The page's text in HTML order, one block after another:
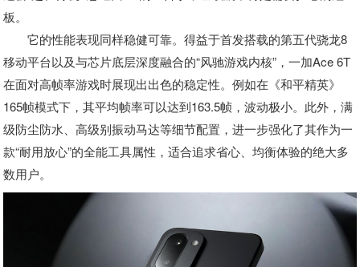
板。
它的性能表现同样稳健可靠。得益于首发搭载的第五代骁龙8
移动平台以及与芯片底层深度融合的“风驰游戏内核”，一加Ace 6T
在面对高帧率游戏时展现出出色的稳定性。例如在《和平精英》
165帧模式下，其平均帧率可以达到163.5帧，波动极小。此外，满
级防尘防水、高级别振动马达等细节配置，进一步强化了其作为一
款“耐用放心”的全能工具属性，适合追求省心、均衡体验的绝大多
数用户。